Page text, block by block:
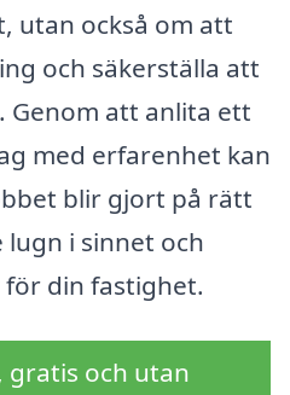
utan också om att
och säkerställa att
Genom att anlita ett
med erfarenhet kan
blir gjort på rätt
i sinnet och
din fastighet.
gratis och utan